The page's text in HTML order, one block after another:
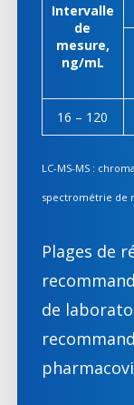
Intervalle
de
mesure,
ng/mL
16 – 120
LC-MS-MS :
spectrométrie de
Plages de
de